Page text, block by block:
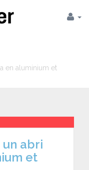
en aluminium et
et